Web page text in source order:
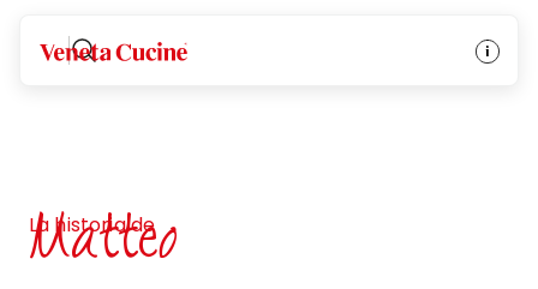
Veneta Cucine
La historia de
Matteo